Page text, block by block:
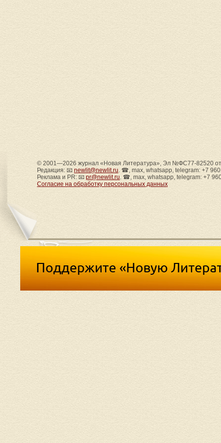
© 2001—2026 журнал «Новая Литература», Эл №ФС77-82520
Редакция: 📧 newlit@newlit.ru. ☎, max, whatsapp, telegram: +7
Реклама и PR: 📧 pr@newlit.ru. ☎, max, whatsapp, telegram: +7
Согласие на обработку персональных данных